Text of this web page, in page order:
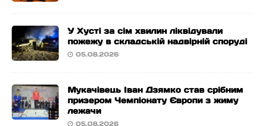
У Хусті за сім хвилин ліквідували
пожежу в складській надвірній споруді
05.08.2026
Мукачівець Іван Дзямко став срібним
призером Чемпіонату Європи з жиму
лежачи
05.08.2026